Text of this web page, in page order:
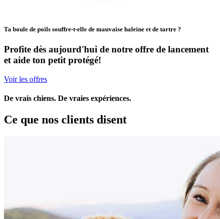
Ta boule de poils souffre-t-elle de mauvaise haleine et de tartre ?
Profite dès aujourd'hui de notre offre de lancement
et aide ton petit protégé!
Voir les offres
De vrais chiens. De vraies expériences.
Ce que nos clients disent